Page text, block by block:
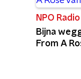
NPO
Bijna
From A